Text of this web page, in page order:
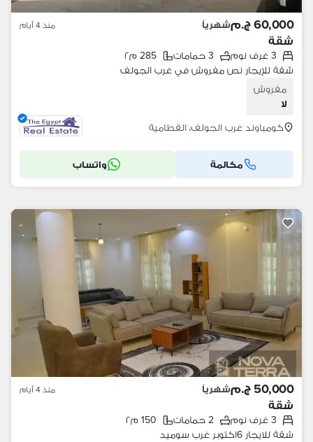
60,000 ج.م شهرياً منذ 4 أيام
شقة
3 غرف نوم 3 حمامات
285 م٢
شقة للإيجار نص مفروش في غرب الجولف
مفروش
لا
كومباوند غرب الجولف، القطامية
مكالمة واتساب
50,000 ج.م شهرياً منذ 4 أيام
شقة
3 غرف نوم 2 حمامات
150 م٢
شقة للايجار 6اكتوبر غرب سوميد